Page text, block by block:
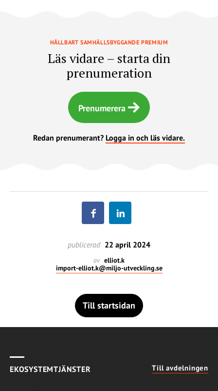
HÅLLBART SAMHÄLLSBYGGANDE PREMIUM
Läs vidare – starta din
prenumeration
Prenumerera
Redan prenumerant? Logga in och läs vidare.
publicerad 22 april 2024
av elliot.k
import-elliot.k@miljo-utveckling.se
Till startsidan
EKOSYSTEMTJÄNSTER Till avdelningen